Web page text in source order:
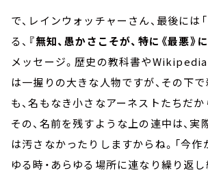
で、レインウォッチャーさん、最後には
る、 『無知、愚かさこそが、特に《最悪》
メッセージ。歴史の教科書や
は一握りの大きな人物ですが、その下で
も、名もなき小さなアーネストたちだか
その、名前を残すような上の連中は、実
は汚さなかったりしますからね。「今作
ゆる時・あらゆる場所に連なり繰り返し